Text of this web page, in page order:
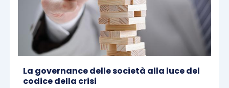
La governance delle società alla luce del
codice della crisi